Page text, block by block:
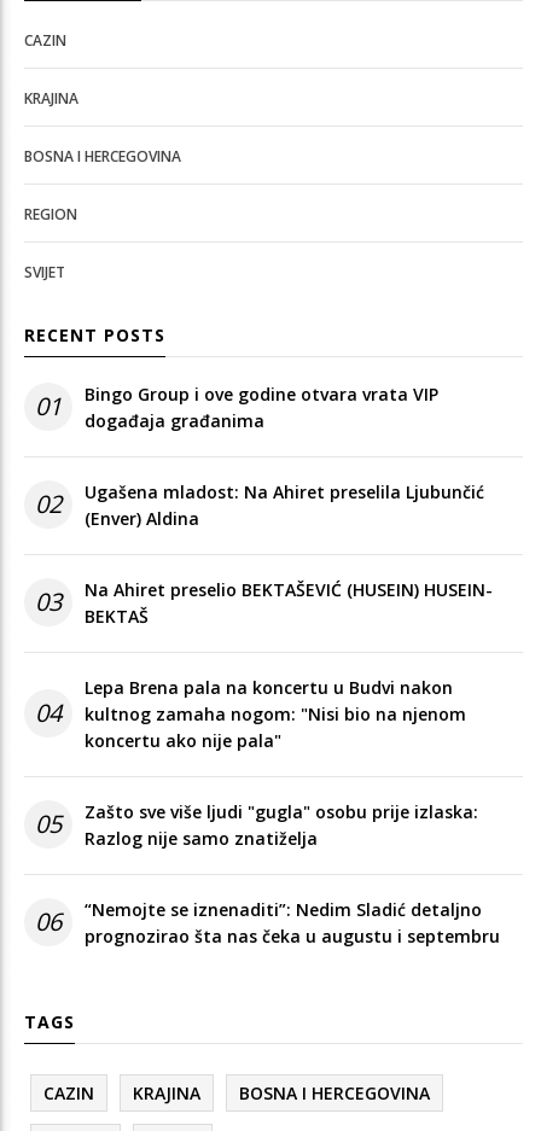
CAZIN
KRAJINA
BOSNA I HERCEGOVINA
REGION
SVIJET
RECENT POSTS
01
Bingo Group i ove godine otvara vrata VIP
događaja građanima
02
Ugašena mladost: Na Ahiret preselila Ljubunčić
(Enver) Aldina
03
Na Ahiret preselio BEKTAŠEVIĆ (HUSEIN) HUSEIN-
BEKTAŠ
04
Lepa Brena pala na koncertu u Budvi nakon
kultnog zamaha nogom: "Nisi bio na njenom
koncertu ako nije pala"
05
Zašto sve više ljudi "gugla" osobu prije izlaska:
Razlog nije samo znatiželja
06
“Nemojte se iznenaditi”: Nedim Sladić detaljno
prognozirao šta nas čeka u augustu i septembru
TAGS
CAZIN KRAJINA BOSNA I HERCEGOVINA